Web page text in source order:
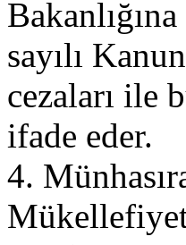
sayılı
cezaları ile
ifade eder.
4.
Mükellefiyet